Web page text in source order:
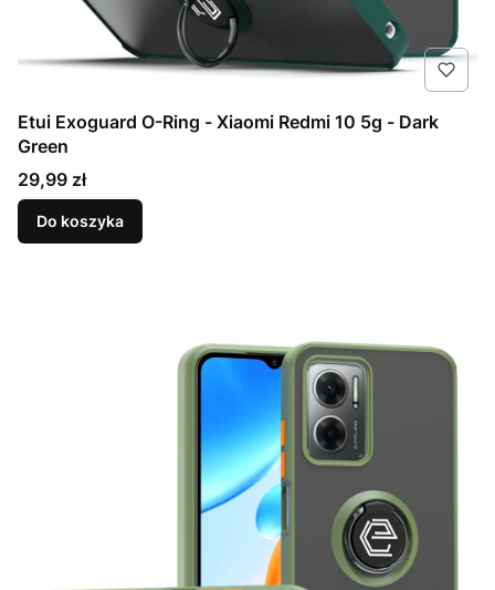
Etui Exoguard O-Ring - Xiaomi Redmi 10 5g - Dark
Green
Cena
29,99 zł
Do koszyka